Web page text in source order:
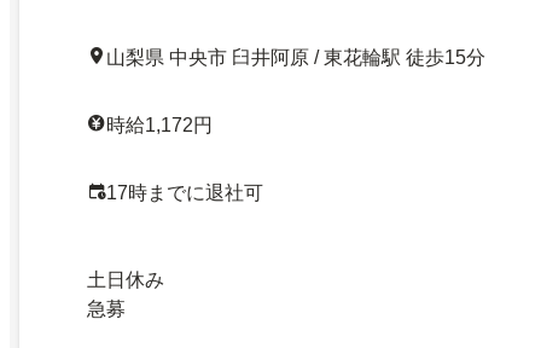
山梨県 中央市 臼井阿原 / 東花輪駅 徒歩15分
時給1,172円
17時までに退社可
土日休み
急募